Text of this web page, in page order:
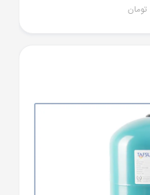
تومان